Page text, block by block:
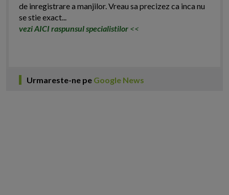
de inregistrare a manjilor. Vreau sa precizez ca inca nu
se stie exact...
vezi AICI raspunsul specialistilor <<
Urmareste-ne pe Google News